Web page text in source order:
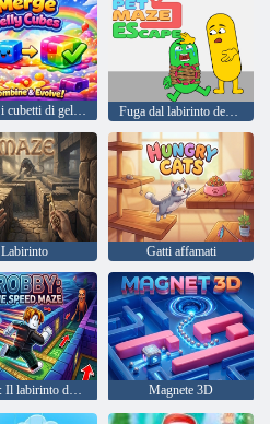
Unisci i cubetti di gelatina Fuga dal labirinto degli animali domestici
Labirinto Gatti affamati
Robby: Il labirinto della velocità Magnete 3D